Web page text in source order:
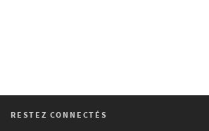
RESTEZ CONNECTÉS